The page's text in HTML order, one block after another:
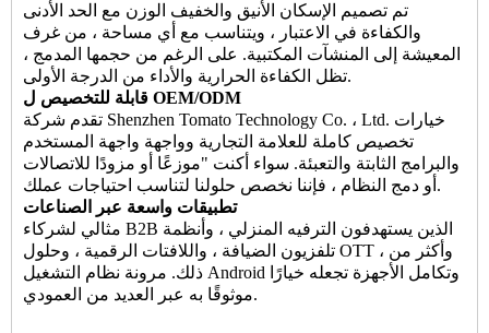
تم تصميم الإسكان الأنيق والخفيف الوزن مع الحد الأدنى
والكفاءة في الاعتبار ، ويتناسب مع أي مساحة ، من غرف
المعيشة إلى المنشآت المكتبية. على الرغم من حجمها المدمج ،
تظل الكفاءة الحرارية والأداء من الدرجة الأولى.
قابلة للتخصيص ل OEM/ODM
تقدم شركة Shenzhen Tomato Technology Co. ، Ltd. خيارات
تخصيص كاملة للعلامة التجارية وواجهة واجهة المستخدم
والبرامج الثابتة والتعبئة. سواء أكنت "موزعًا أو مزودًا للاتصالات
أو دمج النظام ، فإننا نخصص حلولنا لتناسب احتياجات عملك.
تطبيقات واسعة عبر الصناعات
مثالي لشركاء B2B الذين يستهدفون الترفيه المنزلي ، وأنظمة
تلفزيون الضيافة ، واللافتات الرقمية ، وحلول OTT ، وأكثر من
ذلك. مرونة نظام التشغيل Android وتكامل الأجهزة تجعله خيارًا
موثوقًا به عبر العديد من العمودي.